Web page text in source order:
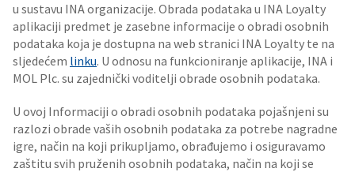
u sustavu INA organizacije. Obrada podataka u INA Loyalty
aplikaciji predmet je zasebne informacije o obradi osobnih
podataka koja je dostupna na web stranici INA Loyalty te na
sljedećem linku. U odnosu na funkcioniranje aplikacije, INA i
MOL Plc. su zajednički voditelji obrade osobnih podataka.
U ovoj Informaciji o obradi osobnih podataka pojašnjeni su
razlozi obrade vaših osobnih podataka za potrebe nagradne
igre, način na koji prikupljamo, obrađujemo i osiguravamo
zaštitu svih pruženih osobnih podataka, način na koji se